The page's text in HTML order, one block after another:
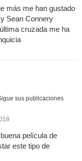
más me han gustado
Sean Connery
cruzada me ha
sus publicaciones
película de
este tipo de